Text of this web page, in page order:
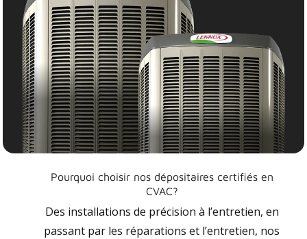
Pourquoi choisir nos dépositaires certifiés en
CVAC?
Des installations de précision à l’entretien, en
passant par les réparations et l’entretien, nos